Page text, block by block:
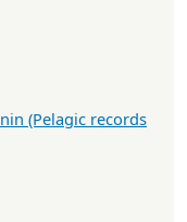
(Pelagic records